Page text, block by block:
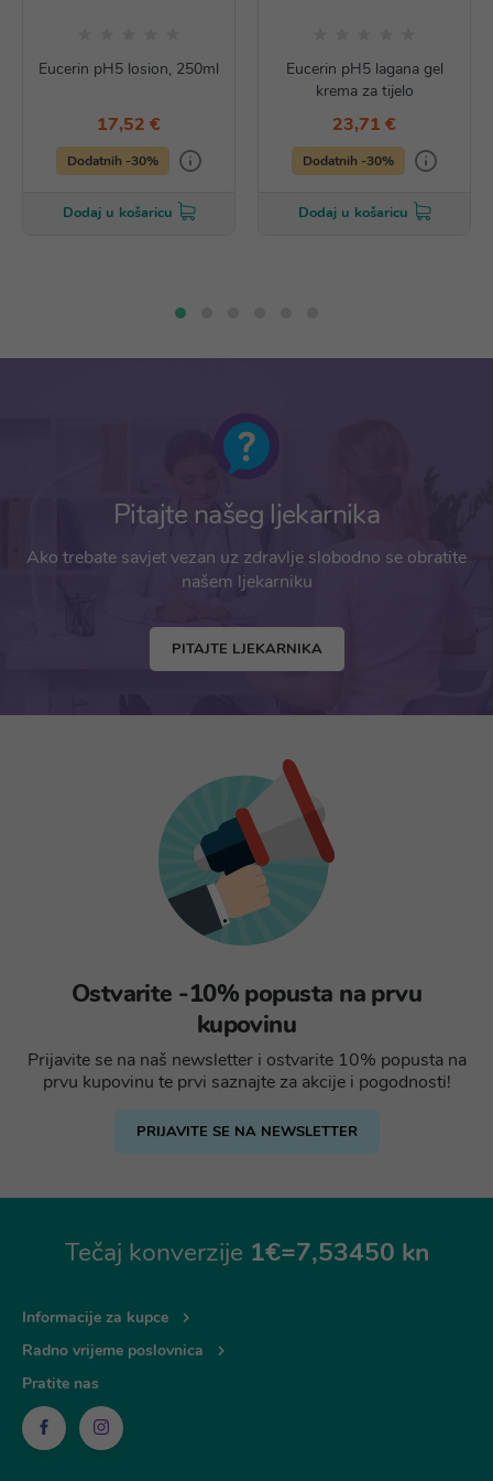
Eucerin pH5 losion, 250ml
17,52 €
Dodatnih -30%
Dodaj u košaricu
Eucerin pH5 lagana gel
krema za tijelo
23,71 €
Dodatnih -30%
Dodaj u košaricu
Pitajte našeg ljekarnika
Ako trebate savjet vezan uz zdravlje slobodno se obratite
našem ljekarniku
PITAJTE LJEKARNIKA
Ostvarite -10% popusta na prvu
kupovinu
Prijavite se na naš newsletter i ostvarite 10% popusta na
prvu kupovinu te prvi saznajte za akcije i pogodnosti!
PRIJAVITE SE NA NEWSLETTER
Tečaj konverzije 1€=7,53450 kn
Informacije za kupce
Radno vrijeme poslovnica
Pratite nas